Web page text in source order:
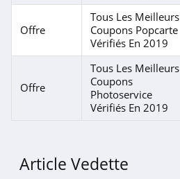
Offre
Tous Les Meilleurs
Coupons Popcarte
Vérifiés En 2019
Offre
Tous Les Meilleurs
Coupons
Photoservice
Vérifiés En 2019
Article Vedette